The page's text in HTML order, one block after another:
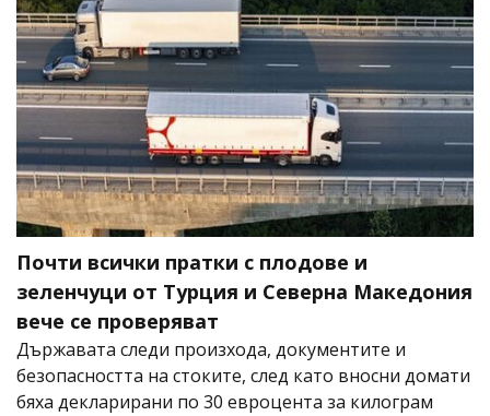
Почти всички пратки с плодове и
зеленчуци от Турция и Северна Македония
вече се проверяват
Държавата следи произхода, документите и
безопасността на стоките, след като вносни домати
бяха декларирани по 30 евроцента за килограм